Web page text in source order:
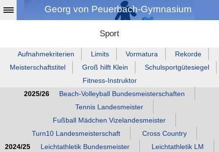
Georg von Peuerbach-Gymnasium
Sport
Aufnahmekriterien Limits Vormatura
Rekorde
Meisterschaftstitel
Groß hilft Klein
Schulsportgütesiegel
Fitness‑Instruktor
2025/26
Beach‑Volleyball Bundesmeisterschaften
Tennis Landesmeister
Fußball Mädchen Vizelandesmeister
Turn10 Landesmeisterschaft
Cross Country
2024/25
Leichtathletik Bundesmeister
Leichtathletik LM